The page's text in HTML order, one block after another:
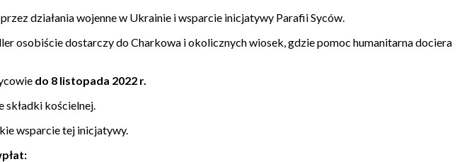
działania wojenne w Ukrainie i wsparcie inicjatywy Parafii Syców.
osobiście dostarczy do Charkowa i okolicznych wiosek, gdzie pomoc humanitarna dociera
do 8 listopada 2022 r.
składki kościelnej.
wsparcie tej inicjatywy.